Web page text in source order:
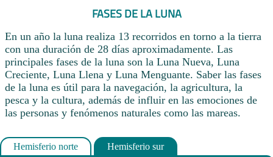
FASES DE LA LUNA
En un año la luna realiza 13 recorridos en torno a la tierra
con una duración de 28 días aproximadamente. Las
principales fases de la luna son la Luna Nueva, Luna
Creciente, Luna Llena y Luna Menguante. Saber las fases
de la luna es útil para la navegación, la agricultura, la
pesca y la cultura, además de influir en las emociones de
las personas y fenómenos naturales como las mareas.